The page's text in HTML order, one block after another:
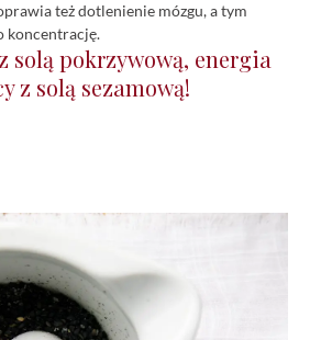
też dotlenienie mózgu, a tym
koncentrację.
solą pokrzywową, energia
z solą sezamową!